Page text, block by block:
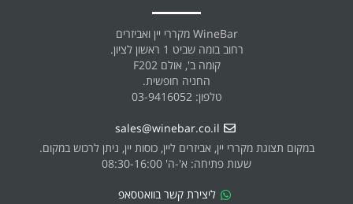
WineBar מקררי יין ואביזרים
רחוב בומה שביט 1 ראשון לציון.
קומה ב', אולם F202
החניה חופשית.
טלפון: 03-9416052
sales@winebar.co.il
במקום תצוגת מקררי יין, אביזרים ליין, כוסות יין, ניתן לרכוש במקום.
שעות פתיחה: א'-ה' 08:30-16:00
ליצירת קשר בוואטסאפ